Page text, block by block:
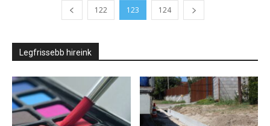
122 123 124
Legfrissebb hireink